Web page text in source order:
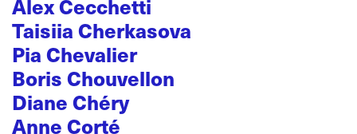
Alex Cecchetti
Taisiia Cherkasova
Pia Chevalier
Boris Chouvellon
Diane Chéry
Anne Corté